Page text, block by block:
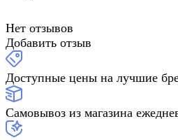
Нет отзывов
Добавить отзыв
Доступные цены на лучшие
Самовывоз из магазина